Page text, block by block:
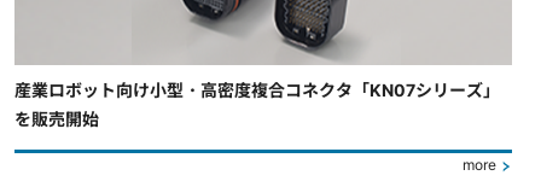
産業ロボット向け小型・高密度複合コネクタ「KN07シリーズ」
を販売開始
more